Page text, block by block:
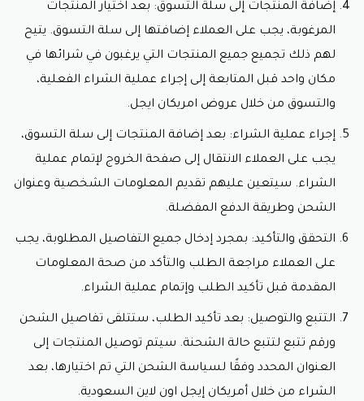
إضافة المنتجات إلى سلة التسوق: بعد اختيار المنتجات
المرغوبة، يجب على العملاء إضافتها إلى سلة التسوق. يتيح
لهم ذلك تجميع جميع المنتجات التي يرغبون في شرائها في
مكان واحد قبل المتابعة إلى إجراء عملية الشراء الفعلية،
والتسوق من خلال عروض امريكان ايجل.
إجراء عملية الشراء: بعد إضافة المنتجات إلى سلة التسوق،
يجب على العملاء الانتقال إلى صفحة الخروج لإتمام عملية
الشراء. سيتعين عليهم تقديم المعلومات الشخصية وعنوان
الشحن وطريقة الدفع المفضلة.
التحقق والتأكيد: بمجرد إدخال جميع التفاصيل المطلوبة، يجب
على العملاء مراجعة الطلب والتأكد من صحة المعلومات
المقدمة قبل تأكيد الطلب وإتمام عملية الشراء.
التتبع والتوصيل: بعد تأكيد الطلب، ستتلقى تفاصيل الشحن
ورقم تتبع لتتبع حالة الشحنة. سيتم توصيل المنتجات إلى
العنوان المحدد وفقًا لسياسة الشحن التي تم اختيارها، بعد
الشراء من خلال أمريكان إيجل اون لاين السعودية.